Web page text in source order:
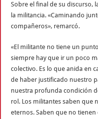
Sobre el final de su discurso,
la militancia. «Caminando
compañeros», remarcó.
«El militante no tiene un
siempre hay que ir un poco
colectivo. Es lo que anida en
de haber justificado nuestro
nuestra profunda condición
rol. Los militantes saben que
eternos. Saben que no